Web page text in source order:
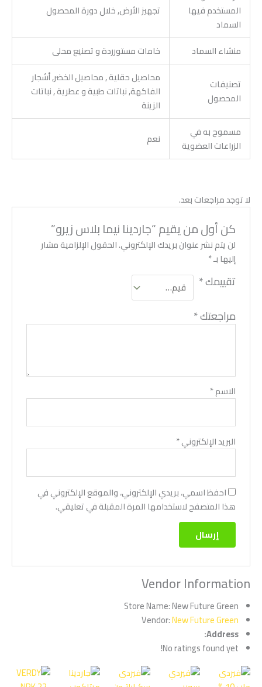
المستخدم فيها
السماد
تجهيز الأرض, خلال دورة المحصول
منشاء السماد خامات مستورردة و تصنيع محلى
تصنيفات
المحصول
محاصيل حقلية , محاصيل الخضر, أشجار
الفاكهة, نباتات طبية و عطرية , نباتات
الزينة
مسموح به في
الزراعات العضوية
نعم
لا توجد مراجعات بعد.
كن أول من يقيم “جاردينا نيما بلاس زيرو”
لن يتم نشر عنوان بريدك الإلكتروني.الحقول الإلزامية مشار
إليها بـ*
تقييمك*
مراجعتك*
الاسم*
البريد الإلكتروني*
احفظ اسمي، بريدي الإلكتروني، والموقع الإلكتروني في
هذا المتصفح لاستخدامها المرة المقبلة في تعليقي.
Vendor Information
Store Name:New Future Green
Vendor:New Future Green
Address:
No ratings found yet!